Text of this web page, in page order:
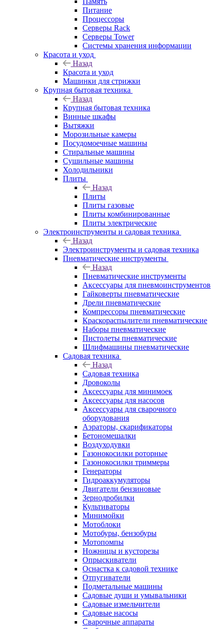
Питание
Процессоры
Серверы Rack
Серверы Tower
Системы хранения информации
Красота и уход
Назад
Красота и уход
Машинки для стрижки
Крупная бытовая техника
Назад
Крупная бытовая техника
Винные шкафы
Вытяжки
Морозильные камеры
Посудомоечные машины
Стиральные машины
Сушильные машины
Холодильники
Плиты
Назад
Плиты
Плиты газовые
Плиты комбинированные
Плиты электрические
Электроинструменты и садовая техника
Назад
Электроинструменты и садовая техника
Пневматические инструменты
Назад
Пневматические инструменты
Аксессуары для пневмоинструментов
Гайковерты пневматические
Дрели пневматические
Компрессоры пневматические
Краскораспылители пневматические
Наборы пневматические
Пистолеты пневматические
Шлифмашины пневматические
Садовая техника
Назад
Садовая техника
Дровоколы
Аксессуары для минимоек
Аксессуары для насосов
Аксессуары для сварочного
оборудования
Аэраторы, скарификаторы
Бетономешалки
Воздуходувки
Газонокосилки роторные
Газонокосилки триммеры
Генераторы
Гидроаккумуляторы
Двигатели бензиновые
Зернодробилки
Культиваторы
Минимойки
Мотоблоки
Мотобуры, бензобуры
Мотопомпы
Ножницы и кусторезы
Опрыскиватели
Оснастка к садовой технике
Отпугиватели
Подметальные машины
Садовые души и умывальники
Садовые измельчители
Садовые насосы
Сварочные аппараты